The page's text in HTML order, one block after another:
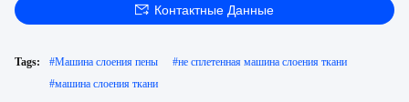
Контактные Данные
Tags: #Машина слоения пены #не сплетенная машина слоения ткани
#машина слоения ткани